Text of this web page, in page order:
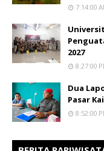
7:14:00
2027
8:27:00
Dua
Pasar
8:52:00